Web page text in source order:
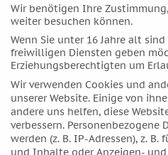
Mai 2022
April 2022
März 2022
Februar 2022
Januar 2022
Dezember 2021
November 2021
Oktober 2021
Wir benötigen Ihre
weiter besuchen können.
Wenn Sie unter 16 Jahre alt
freiwilligen Diensten geben
Erziehungsberechtigten um
Wir verwenden Cookies und
unserer Website. Einige von
andere uns helfen, diese
verbessern. Personenbezogene
werden (z. B. IP-Adressen), z.
und Inhalte oder Anzeigen-